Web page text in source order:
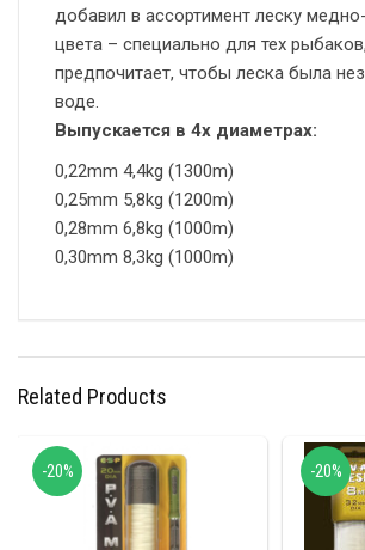
добавил в ассортимент леску
цвета – специально для тех
предпочитает, чтобы леска была
воде.
Выпускается в 4х диаметрах:
0,22mm 4,4kg (1300m)
0,25mm 5,8kg (1200m)
0,28mm 6,8kg (1000m)
0,30mm 8,3kg (1000m)
Related Products
-20% -20%